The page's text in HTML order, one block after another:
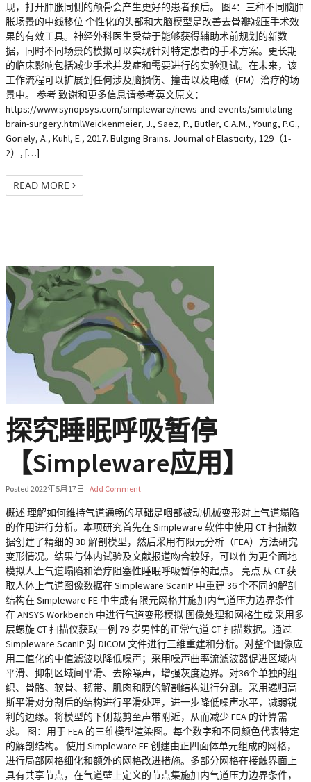
现，打开肿胀同侧的颅骨会产生更好的患者预后。 图4：三种不同脑肿
胀场景的中线移位 个性化的头部和大脑模型是改善去骨瓣减压手术效
果的有效工具。神经外科医生受益于能够获得辅助术前规划的新数
据，同时不同场景的模拟可以实现针对特定患者的手术方案。更长期
的临床影响包括减少手术并发症和需要进行的实验测试。在未来，该
工作流程可以扩展到任何涉及脑损伤、撞击以及电磁（EM）治疗的场
景中。 参考 致谢和更多信息请参考英文原文：
https://www.synopsys.com/simpleware/news-and-events/simulating-
brain-surgery.htmlWeickenmeier, J., Saez, P., Butler, C.A.M., Young, P.G.,
Goriely, A., Kuhl, E., 2017. Bulging Brains. Journal of Elasticity, 129（1-
2）, […]
READ MORE
探究睡眠呼吸暂停
【Simpleware应用】
Posted 2022年5月17日 · Add Comment
概述 理解如何维持气道通畅的基础是咽部被动机械变形对上气道塌陷
的作用进行分析。本项研究首先在 Simpleware 软件中使用 CT 扫描数
据创建了精细的 3D 解剖模型，然后采用有限元分析（FEA）方法研究
变形情况。结果与体内试验及文献报道吻合较好，可以作为更全面地
模拟人上气道塌陷和治疗阻塞性睡眠呼吸暂停的起点。 亮点 从 CT 获
取人体上气道图像数据在 Simpleware ScanIP 中重建 36 个不同的解剖
结构在 Simpleware FE 中生成有限元网格并施加内气道压力边界条件
在 ANSYS Workbench 中进行气道变形模拟 图像处理和网格生成 采用多
层螺旋 CT 扫描仪获取一例 79 岁男性的正常气道 CT 扫描数据。通过
Simpleware ScanIP 对 DICOM 文件进行三维重建和分析。对整个图像应
用二值化的中值滤波以降低噪声；采用噪声曲率流滤波器促进区域内
平滑、抑制区域间平滑、去除噪声，增强灰度边界。对36个单独的组
织、骨骼、软骨、韧带、肌肉和膜的解剖结构进行分割。采用递归高
斯平滑对分割后的结构进行平滑处理，进一步降低噪声水平，减弱锐
利的边缘。将模型的下侧裁剪至声带附近，从而减少 FEA 的计算需
求。 图：用于 FEA 的三维模型渲染图。每个数字和不同颜色代表特定
的解剖结构。 使用 Simpleware FE 创建由正四面体单元组成的网格，
进行局部网格细化和额外的网格改进措施。多部分网格在接触界面上
具有共享节点，在气道壁上定义的节点集施加内气道压力边界条件，